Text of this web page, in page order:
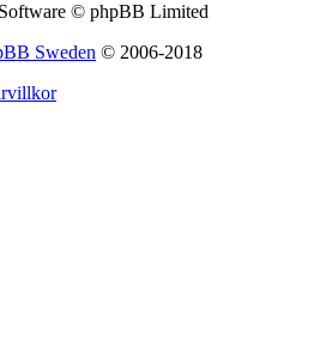
© phpBB Limited
Sweden © 2006-2018